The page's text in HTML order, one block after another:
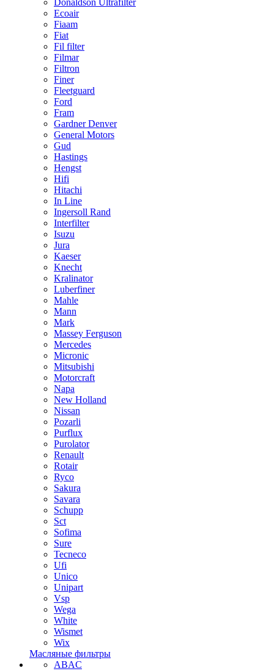
Donaldson Ultrafilter
Ecoair
Fiaam
Fiat
Fil filter
Filmar
Filtron
Finer
Fleetguard
Ford
Fram
Gardner Denver
General Motors
Gud
Hastings
Hengst
Hifi
Hitachi
In Line
Ingersoll Rand
Interfilter
Isuzu
Jura
Kaeser
Knecht
Kralinator
Luberfiner
Mahle
Mann
Mark
Massey Ferguson
Mercedes
Micronic
Mitsubishi
Motorcraft
Napa
New Holland
Nissan
Pozarli
Purflux
Purolator
Renault
Rotair
Ryco
Sakura
Savara
Schupp
Sct
Sofima
Sure
Tecneco
Ufi
Unico
Unipart
Vsp
Wega
White
Wismet
Wix
Масляные фильтры
ABAC